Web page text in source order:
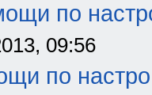
по
09:56
по